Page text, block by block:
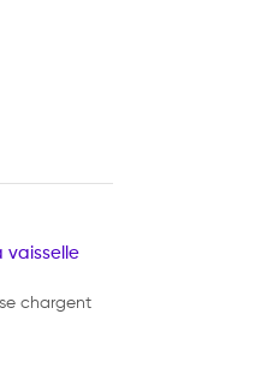
vaisselle
chargent